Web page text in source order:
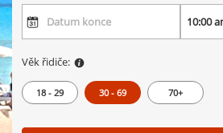
Věk řidiče:
18 - 29 30 - 69 70+